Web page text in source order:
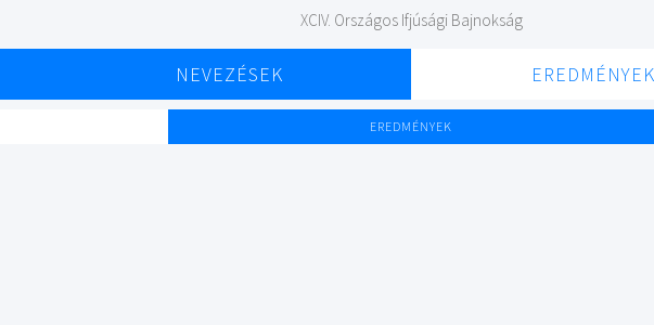
XCIV. Országos Ifjúsági Bajnokság
NEVEZÉSEK EREDMÉNYEK
EREDMÉNYEK